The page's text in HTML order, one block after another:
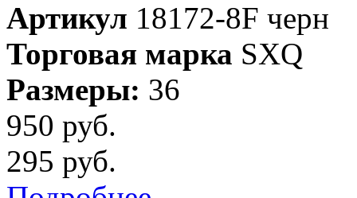
Артикул 18172-8F черн
Торговая марка SXQ
Размеры: 36
950 руб.
295 руб.